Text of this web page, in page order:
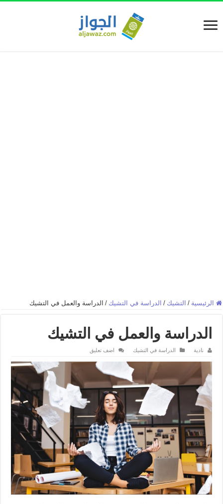
الرئيسية / التشيك / الدراسة في التشيك / الدراسة والعمل في التشيك
الدراسة والعمل في التشيك
نادية الدراسة في التشيك اضف تعليق